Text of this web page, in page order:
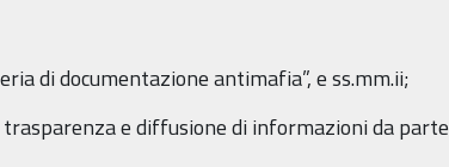
di documentazione antimafia”, e ss.mm.ii;
e diffusione di informazioni da parte